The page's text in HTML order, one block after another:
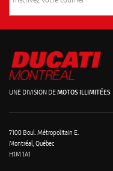
UNE DIVISION DEMOTOS ILLIMITÉES
7100 Boul. Métropolitain E.
Montréal, Québec
H1M 1A1